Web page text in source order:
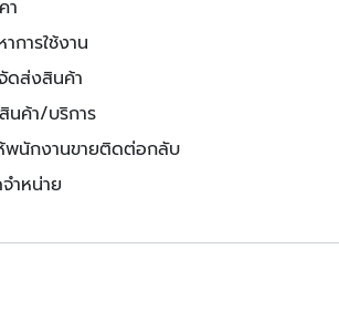
า
การใช้งาน
ดส่งสินค้า
นค้า/บริการ
พนักงานขายติดต่อกลับ
ำหน่าย